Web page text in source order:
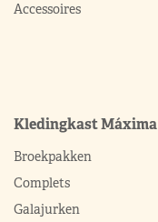
Accessoires
Kledingkast Máxima
Broekpakken
Complets
Galajurken